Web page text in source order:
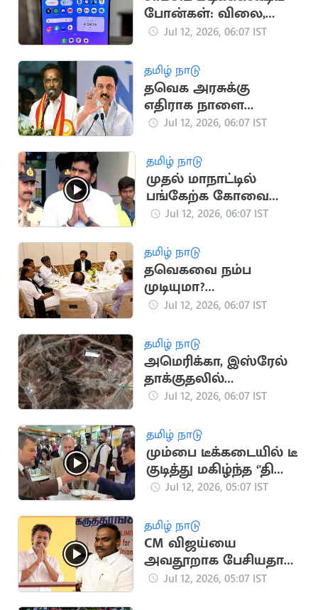
போன்கள்: விலை,
சிறப்பம்சங்கள் கசிவு!
Jul 12, 2026, 06:07 IST
தமிழ் நாடு
தவெக அரசுக்கு
எதிராக நாளை
ஆளுநரிடம் புகார்
Jul 12, 2026, 06:07 IST
தமிழ் நாடு
முதல் மாநாட்டில்
பங்கேற்க கோவை
வந்த அண்ணாமலை
Jul 12, 2026, 06:07 IST
தமிழ் நாடு
தவெகவை நம்ப
முடியுமா?
குழம்பித்தவிக்கும்
Jul 12, 2026, 06:07 IST
தமிழ் நாடு
அமெரிக்கா, இஸ்ரேல்
தாக்குதலில்
சேதமடைந்த
சீரமைக்கும் ஈரான்
Jul 12, 2026, 06:07 IST
தமிழ் நாடு
மும்பை டீக்கடையில் டீ
குடித்து மகிழ்ந்த ‘'தி
ஒடிஸி' படக்குழு
Jul 12, 2026, 05:07 IST
தமிழ் நாடு
CM விஜய்யை
அவதூறாக பேசியதாக
ஆ.ராசா MP மீது
Jul 12, 2026, 05:07 IST